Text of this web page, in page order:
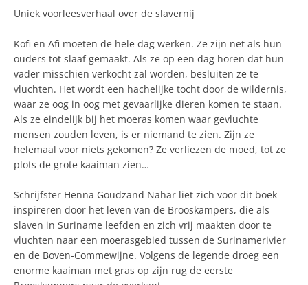
Uniek voorleesverhaal over de slavernij
Kofi en Afi moeten de hele dag werken. Ze zijn net als hun
ouders tot slaaf gemaakt. Als ze op een dag horen dat hun
vader misschien verkocht zal worden, besluiten ze te
vluchten. Het wordt een hachelijke tocht door de wildernis,
waar ze oog in oog met gevaarlijke dieren komen te staan.
Als ze eindelijk bij het moeras komen waar gevluchte
mensen zouden leven, is er niemand te zien. Zijn ze
helemaal voor niets gekomen? Ze verliezen de moed, tot ze
plots de grote kaaiman zien…
Schrijfster Henna Goudzand Nahar liet zich voor dit boek
inspireren door het leven van de Brooskampers, die als
slaven in Suriname leefden en zich vrij maakten door te
vluchten naar een moerasgebied tussen de Surinamerivier
en de Boven-Commewijne. Volgens de legende droeg een
enorme kaaiman met gras op zijn rug de eerste